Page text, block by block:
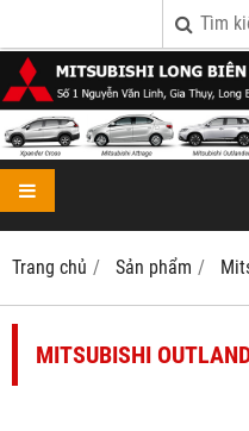
Trang chủ Sản phẩm
MITSUBISHI